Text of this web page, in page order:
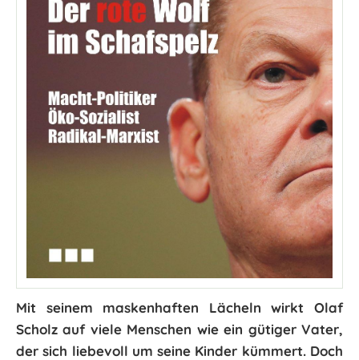
Mit seinem maskenhaften Lächeln wirkt Olaf
Scholz auf viele Menschen wie ein gütiger Vater,
der sich liebevoll um seine Kinder kümmert. Doch